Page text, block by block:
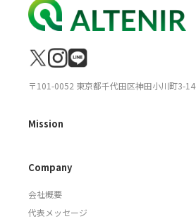
〒101-0052 東京都千代田区神田小川町3-
Mission
Company
会社概要
代表メッセージ